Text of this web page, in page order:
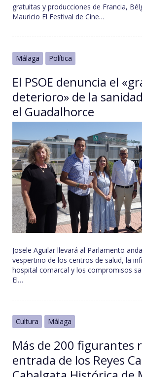
gratuitas y producciones de Francia,
Mauricio El Festival de Cine…
Málaga Política
El PSOE denuncia el
deterioro» de la
el Guadalhorce
Josele Aguilar llevará al Parlamento
vespertino de los centros de salud, la
hospital comarcal y los compromisos
El…
Cultura Málaga
Más de 200 figurantes
entrada de los Reyes